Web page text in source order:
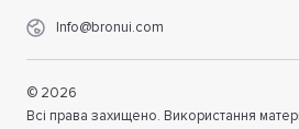
Info@bronui.com
© 2026
Всі права захищено. Використання